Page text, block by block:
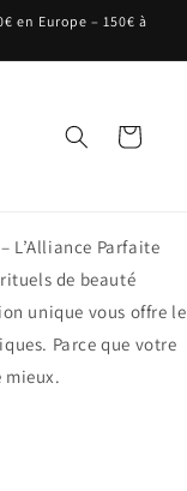
en Europe – 150€ à
Panier
L’Alliance Parfaite
de beauté
unique vous offre le
Parce que votre
mieux.